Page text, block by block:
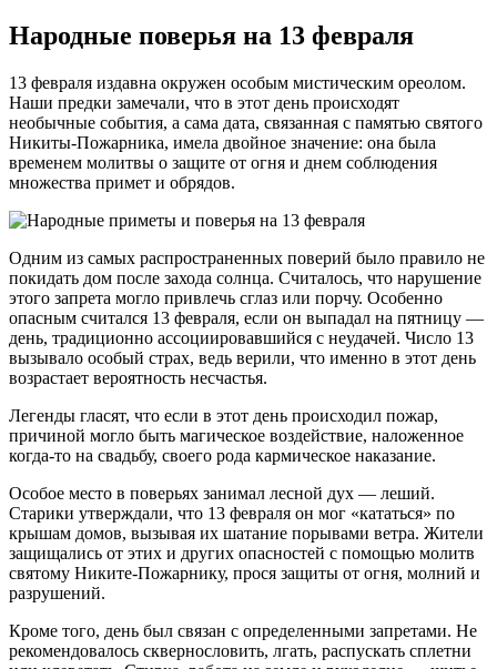
Народные поверья на 13 февраля
13 февраля издавна окружен особым мистическим ореолом.
Наши предки замечали, что в этот день происходят
необычные события, а сама дата, связанная с памятью святого
Никиты-Пожарника, имела двойное значение: она была
временем молитвы о защите от огня и днем соблюдения
множества примет и обрядов.
Одним из самых распространенных поверий было правило не
покидать дом после захода солнца. Считалось, что нарушение
этого запрета могло привлечь сглаз или порчу. Особенно
опасным считался 13 февраля, если он выпадал на пятницу —
день, традиционно ассоциировавшийся с неудачей. Число 13
вызывало особый страх, ведь верили, что именно в этот день
возрастает вероятность несчастья.
Легенды гласят, что если в этот день происходил пожар,
причиной могло быть магическое воздействие, наложенное
когда-то на свадьбу, своего рода кармическое наказание.
Особое место в поверьях занимал лесной дух — леший.
Старики утверждали, что 13 февраля он мог «кататься» по
крышам домов, вызывая их шатание порывами ветра. Жители
защищались от этих и других опасностей с помощью молитв
святому Никите-Пожарнику, прося защиты от огня, молний и
разрушений.
Кроме того, день был связан с определенными запретами. Не
рекомендовалось сквернословить, лгать, распускать сплетни